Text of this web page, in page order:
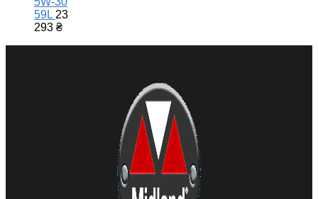
59L 23
293 ₴